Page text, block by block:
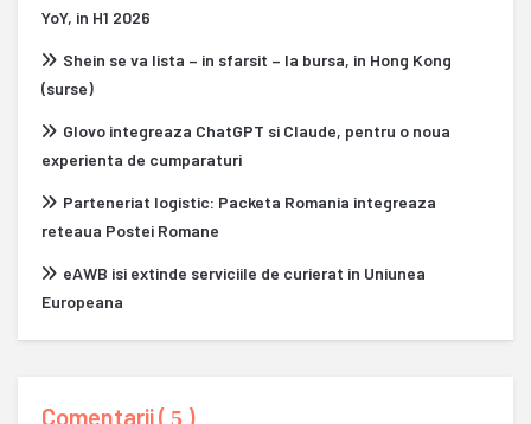
YoY, in H1 2026
Shein se va lista – in sfarsit – la bursa, in Hong Kong
(surse)
Glovo integreaza ChatGPT si Claude, pentru o noua
experienta de cumparaturi
Parteneriat logistic: Packeta Romania integreaza
reteaua Postei Romane
eAWB isi extinde serviciile de curierat in Uniunea
Europeana
Comentarii ( 5 )